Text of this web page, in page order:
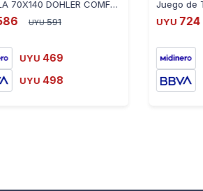
TOALLA 70X140 DOHLER COMFORT FJ7661 5815975 ROSA FUERTE - ROSA-OSCURO
UYU 591
UYU 469
UYU 498
UYU 724